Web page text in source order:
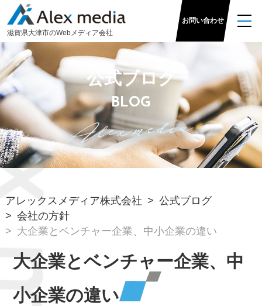
滋賀県大津市のWebメディア会社
お問い合わせ
公式ブログ
BLOG
アレックスメディア株式会社
公式ブログ
会社の方針
大企業とベンチャー企業、中小企業の違い
大企業とベンチャー企業、中
小企業の違い